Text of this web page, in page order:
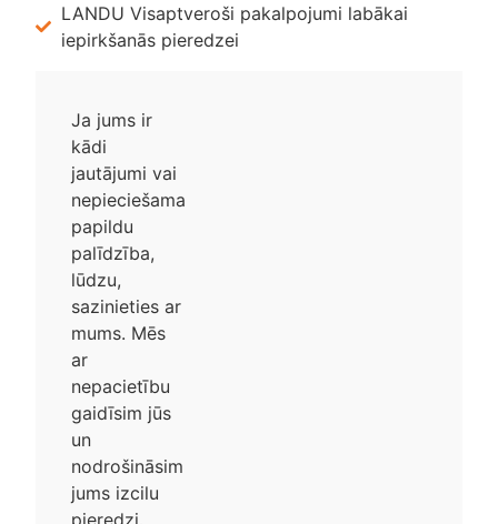
LANDU Visaptveroši pakalpojumi labākai
iepirkšanās pieredzei
Ja jums ir
kādi
jautājumi vai
nepieciešama
papildu
palīdzība,
lūdzu,
sazinieties ar
mums. Mēs
ar
nepacietību
gaidīsim jūs
un
nodrošināsim
jums izcilu
pieredzi.